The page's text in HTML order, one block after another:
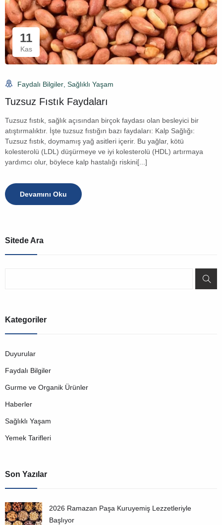
11
Kas
Faydalı Bilgiler, Sağlıklı Yaşam
Tuzsuz Fıstık Faydaları
Tuzsuz fıstık, sağlık açısından birçok faydası olan besleyici bir
atıştırmalıktır. İşte tuzsuz fıstığın bazı faydaları: Kalp Sağlığı:
Tuzsuz fıstık, doymamış yağ asitleri içerir. Bu yağlar, kötü
kolesterolü (LDL) düşürmeye ve iyi kolesterolü (HDL) artırmaya
yardımcı olur, böylece kalp hastalığı riskini[...]
Devamını Oku
Sitede Ara
Kategoriler
Duyurular
Faydalı Bilgiler
Gurme ve Organik Ürünler
Haberler
Sağlıklı Yaşam
Yemek Tarifleri
Son Yazılar
2026 Ramazan Paşa Kuruyemiş Lezzetleriyle
Başlıyor